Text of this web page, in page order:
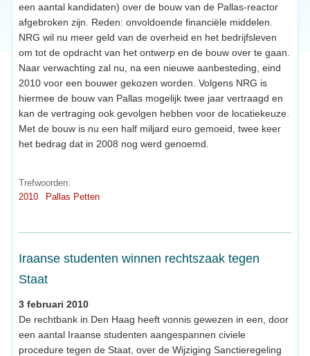
een aantal kandidaten) over de bouw van de Pallas-reactor
afgebroken zijn. Reden: onvoldoende financiële middelen.
NRG wil nu meer geld van de overheid en het bedrijfsleven
om tot de opdracht van het ontwerp en de bouw over te gaan.
Naar verwachting zal nu, na een nieuwe aanbesteding, eind
2010 voor een bouwer gekozen worden. Volgens NRG is
hiermee de bouw van Pallas mogelijk twee jaar vertraagd en
kan de vertraging ook gevolgen hebben voor de locatiekeuze.
Met de bouw is nu een half miljard euro gemoeid, twee keer
het bedrag dat in 2008 nog werd genoemd.
Trefwoorden:
2010
Pallas Petten
Iraanse studenten winnen rechtszaak tegen
Staat
3 februari 2010
De rechtbank in Den Haag heeft vonnis gewezen in een, door
een aantal Iraanse studenten aangespannen civiele
procedure tegen de Staat, over de Wijziging Sanctieregeling